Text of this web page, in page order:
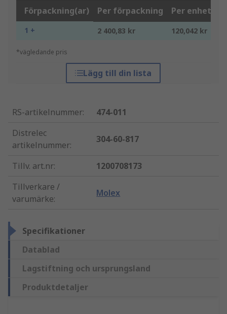
Förpackning(ar) Per förpackning Per enhet*
1 + 2 400,83 kr 120,042 kr
*vägledande pris
Lägg till din lista
RS-artikelnummer:
474-011
Distrelec
artikelnummer:
304-60-817
Tillv. art.nr:
1200708173
Tillverkare /
varumärke:
Molex
Specifikationer
Datablad
Lagstiftning och ursprungsland
Produktdetaljer